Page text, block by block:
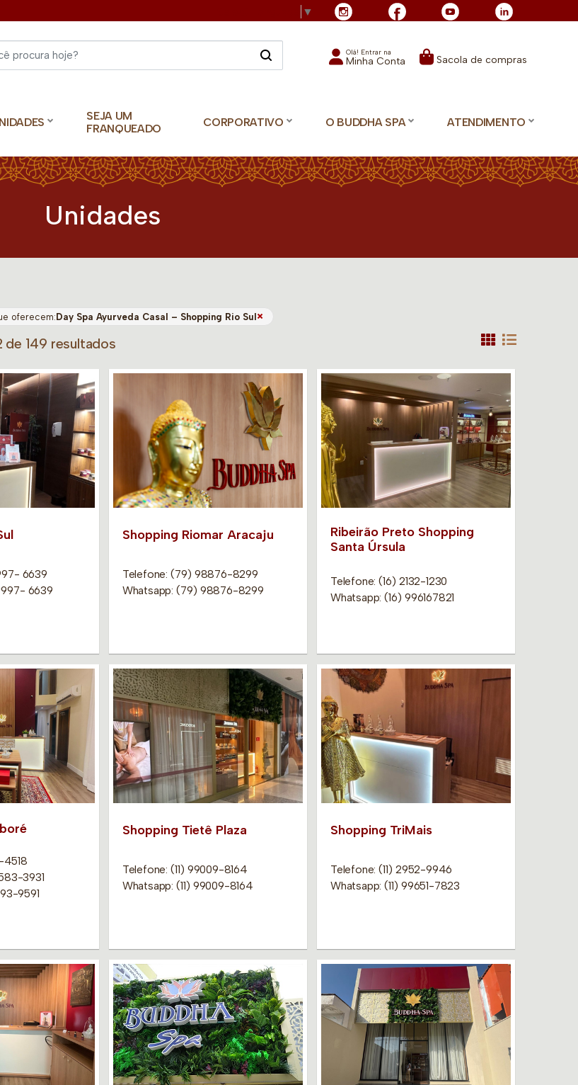
▼
Olá! Entrar na
Minha Conta Sacola de compras
SEJA UM
FRANQUEADO
CORPORATIVO O BUDDHA SPA ATENDIMENTO
Unidades
oferecem:Day Spa Ayurveda Casal – Shopping Rio Sul×
de 149 resultados
6639
6639
Shopping Riomar Aracaju
Telefone: (79) 98876-8299
Whatsapp: (79) 98876-8299
Ribeirão Preto Shopping
Santa Úrsula
Telefone: (16) 2132-1230
Whatsapp: (16) 996167821
4518
3931
9591
Shopping Tietê Plaza
Telefone: (11) 99009-8164
Whatsapp: (11) 99009-8164
Shopping TriMais
Telefone: (11) 2952-9946
Whatsapp: (11) 99651-7823